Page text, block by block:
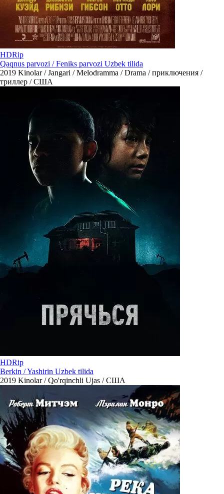
HDRip
Qaqnus parvozi / Feniks parvozi Uzbek tilida
2019 Kinolar / Jangari / Melodramma / Drama / приключения /
триллер / США
HDRip
Berkin / Yashirin Uzbek tilida
2019 Kinolar / Qo'rqinchli Ujas / США